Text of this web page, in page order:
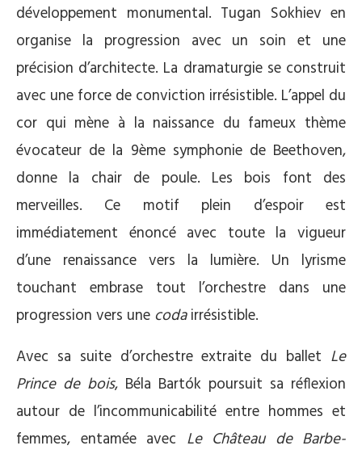
développement monumental. Tugan Sokhiev en
organise la progression avec un soin et une
précision d’architecte. La dramaturgie se construit
avec une force de conviction irrésistible. L’appel du
cor qui mène à la naissance du fameux thème
évocateur de la 9ème symphonie de Beethoven,
donne la chair de poule. Les bois font des
merveilles. Ce motif plein d’espoir est
immédiatement énoncé avec toute la vigueur
d’une renaissance vers la lumière. Un lyrisme
touchant embrase tout l’orchestre dans une
progression vers une codairrésistible.
Avec sa suite d’orchestre extraite du ballet Le
Prince de bois, Béla Bartók poursuit sa réflexion
autour de l’incommunicabilité entre hommes et
femmes, entamée avec Le Château de Barbe-